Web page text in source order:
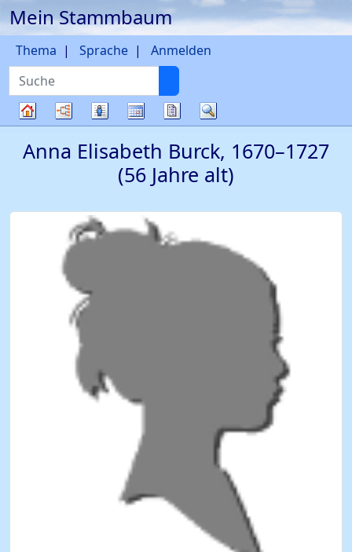
Weiter zu Hauptseite
Mein Stammbaum
Suche
Thema Sprache Anmelden
Diagramme
Listen KalenderBerichte
Anna Elisabeth Burck, 1670–1727
(56 Jahre alt)